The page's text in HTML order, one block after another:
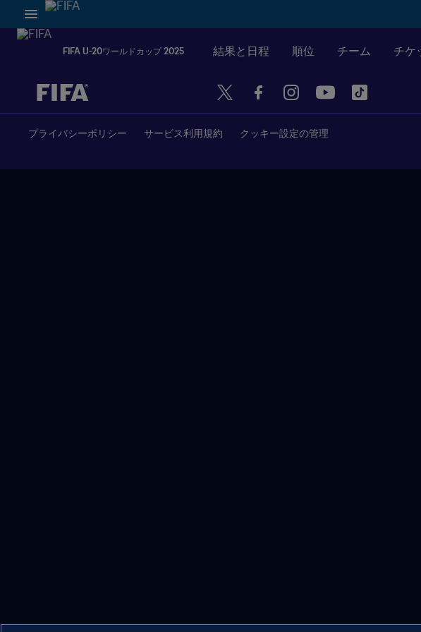
FIFA U-20ワールドカップ 2025 結果と日程 順位 チーム チケ
未定 vs 未定
プライバシーポリシー サービス利用規約 クッキー設定の管理